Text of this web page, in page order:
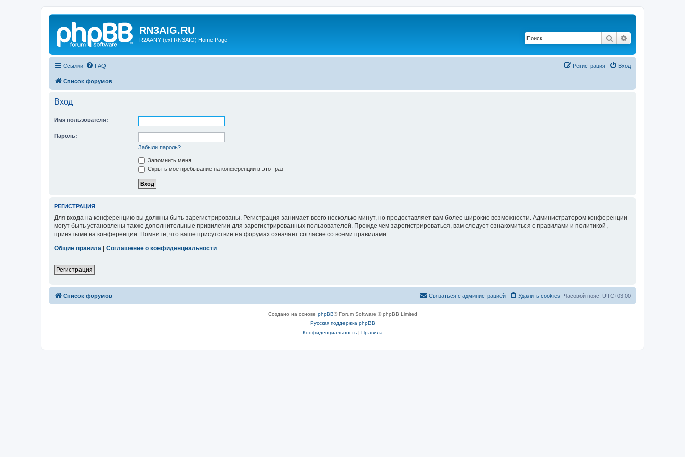
RN3AIG.RU
R2AANY (ext RN3AIG) Home Page Поиск
Ссылки FAQ Вход
Регистрация
Список форумов
Вход
Имя пользователя:
Пароль:
Забыли пароль?
Запомнить меня
Скрыть моё пребывание на конференции в этот раз
РЕГИСТРАЦИЯ
Для входа на конференцию вы должны быть зарегистрированы. Регистрация занимает всего несколько минут, но предоставляет вам более широкие возможности. Администратором конференции
могут быть установлены также дополнительные привилегии для зарегистрированных пользователей. Прежде чем зарегистрироваться, вам следует ознакомиться с правилами и политикой,
принятыми на конференции. Помните, что ваше присутствие на форумах означает согласие со всеми правилами.
Общие правила
Соглашение о конфиденциальности
Регистрация
Список форумов Часовой пояс: UTC+03:00
Удалить cookies
Связаться с администрацией
Создано на основе phpBB® Forum Software © phpBB Limited
Русская поддержка phpBB
Конфиденциальность| Правила